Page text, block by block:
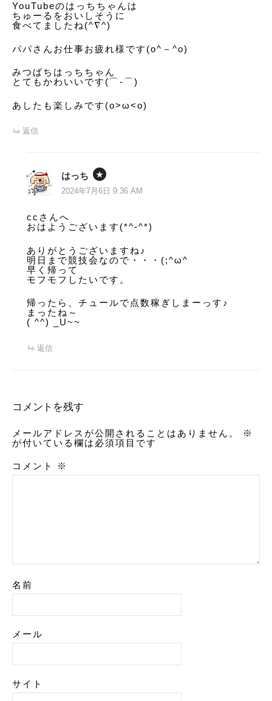
YouTubeのはっちちゃんは
ちゅーるをおいしそうに
食べてましたね(^∇^)
パパさんお仕事お疲れ様です(o^－^o)
みつばちはっちちゃん
とてもかわいいです(⌒‐⌒)
あしたも楽しみです(o>ω<o)
返信
はっち
2024年7月6日 9:36 AM
ccさんへ
おはようございます(*^-^*)
ありがとうございますね♪
明日まで競技会なので・・・(;^ω^
早く帰って
モフモフしたいです。
帰ったら、チュールで点数稼ぎしまーっす♪
まったね～
( ^^) _U~~
返信
コメントを残す
メールアドレスが公開されることはありません。
※
が付いている欄は必須項目です
コメント ※
名前
メール
サイト